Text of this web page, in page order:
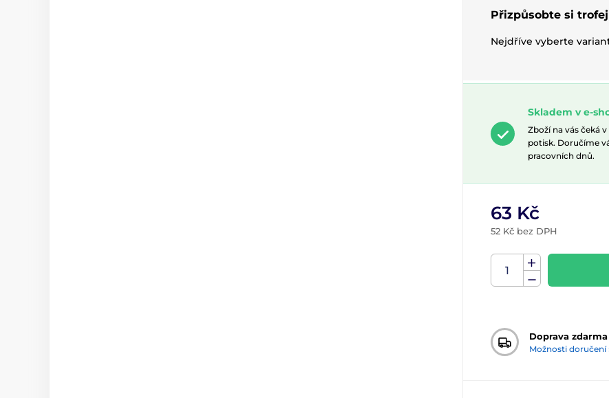
Přizpůsobte si
Nejdříve vyberte
Skladem v e-
Zboží na vás čeká
potisk. Doručíme
pracovních dnů.
63 Kč
52 Kč bez DPH
Doprava zdarma
Možnosti doručení